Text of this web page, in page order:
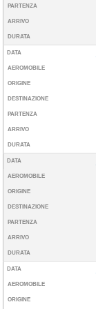
PARTENZA
ARRIVO
DURATA
DATA
AEROMOBILE
ORIGINE
DESTINAZIONE
PARTENZA
ARRIVO
DURATA
DATA
AEROMOBILE
ORIGINE
DESTINAZIONE
PARTENZA
ARRIVO
DURATA
DATA
AEROMOBILE
ORIGINE